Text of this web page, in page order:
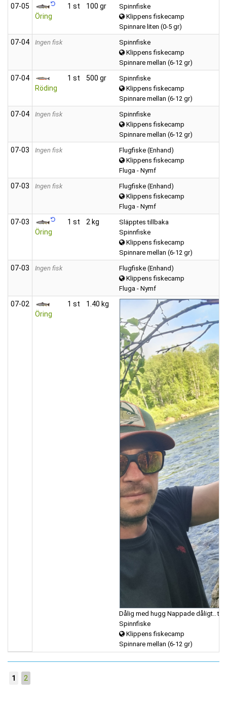
07‑05
Öring
1 st 100 gr
Spinnfiske
Klippens fiskecamp
Spinnare liten (0-5 gr)
07‑04 Ingen fisk
Spinnfiske
Klippens fiskecamp
Spinnare mellan (6-12 gr)
07‑04
Röding
1 st 500 gr
Spinnfiske
Klippens fiskecamp
Spinnare mellan (6-12 gr)
07‑04 Ingen fisk
Spinnfiske
Klippens fiskecamp
Spinnare mellan (6-12 gr)
07‑03 Ingen fisk
Flugfiske (Enhand)
Klippens fiskecamp
Fluga - Nymf
07‑03 Ingen fisk
Flugfiske (Enhand)
Klippens fiskecamp
Fluga - Nymf
07‑03
Öring
1 st 2 kg
Släpptes tillbaka
Spinnfiske
Klippens fiskecamp
Spinnare mellan (6-12 gr)
07‑03 Ingen fisk
Flugfiske (Enhand)
Klippens fiskecamp
Fluga - Nymf
07‑02
Öring
1 st 1.40 kg
Dålig med hugg Nappade dåligt..
Spinnfiske
Klippens fiskecamp
Spinnare mellan (6-12 gr)
1 2